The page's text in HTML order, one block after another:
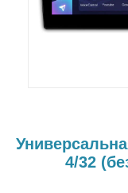
4/32